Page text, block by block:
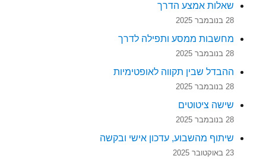
שאלות אמצע הדרך
28 בנובמבר 2025
מחשבות ממסע ותפילה לדרך
28 בנובמבר 2025
ההבדל שבין תקווה לאופטימיות
28 בנובמבר 2025
שישה ציטוטים
28 בנובמבר 2025
שיתוף מהשבוע, עדכון אישי ובקשה
23 באוקטובר 2025